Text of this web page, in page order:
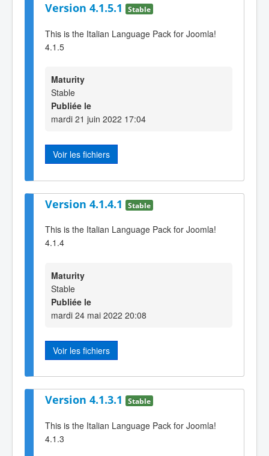
Version 4.1.5.1 Stable
This is the Italian Language Pack for Joomla!
4.1.5
Maturity
Stable
Publiée le
mardi 21 juin 2022 17:04
Voir les fichiers
Version 4.1.4.1 Stable
This is the Italian Language Pack for Joomla!
4.1.4
Maturity
Stable
Publiée le
mardi 24 mai 2022 20:08
Voir les fichiers
Version 4.1.3.1 Stable
This is the Italian Language Pack for Joomla!
4.1.3